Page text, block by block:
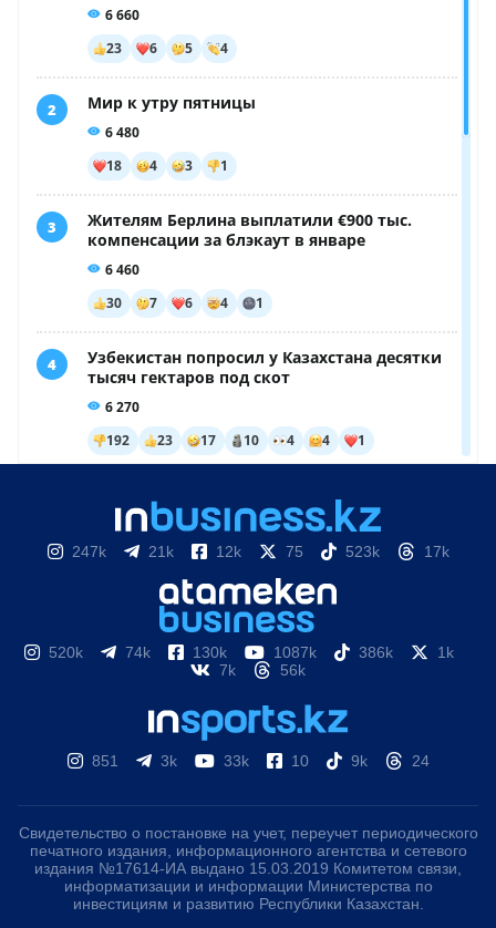
247k 21k 12k 75 523k 17k
520k 74k 130k 1087k 386k
1k
7k
56k
851 3k 33k 10 9k 24
Свидетельство о постановке на учет, переучет периодического
печатного издания, информационного агентства и сетевого
издания №17614-ИА выдано 15.03.2019 Комитетом связи,
информатизации и информации Министерства по
инвестициям и развитию Республики Казахстан.